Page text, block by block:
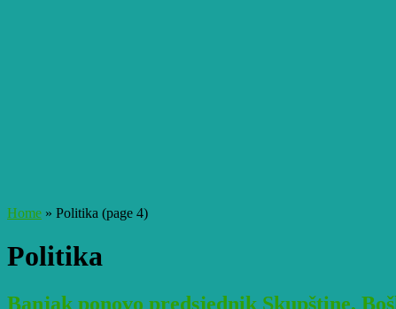
Home » Politika (page 4)
Politika
Banjak ponovo predsjednik Skupštine,